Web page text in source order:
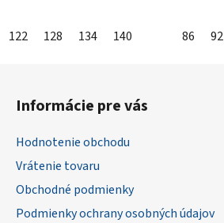
122 128 134 140 86 92
Informácie pre vás
Hodnotenie obchodu
Vrátenie tovaru
Obchodné podmienky
Podmienky ochrany osobných údajov